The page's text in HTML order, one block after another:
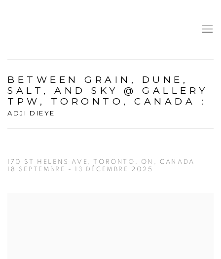
BETWEEN GRAIN, DUNE,
SALT, AND SKY @ GALLERY
TPW, TORONTO, CANADA :
ADJI DIEYE
170 ST HELENS AVE, TORONTO, ON, CANADA
18 SEPTEMBRE - 13 DÉCEMBRE 2025